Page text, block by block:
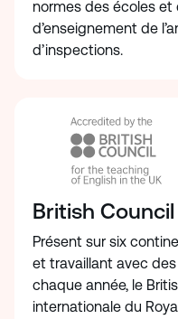
normes des écoles
d’enseignement de
d’inspections.
British Council
Présent sur six
et travaillant avec
chaque année, le
internationale du